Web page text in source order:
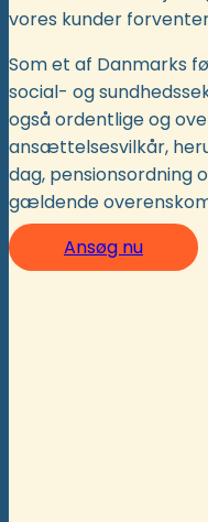
vores kunder
Som et af Danmarks
social- og
også ordentlige og
ansættelsesvilkår,
dag, pensionsordning
gældende
Ansøg nu